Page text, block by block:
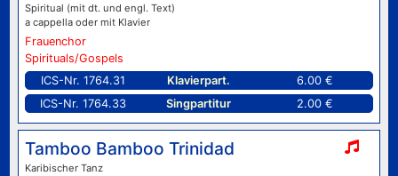
Spiritual (mit dt. und engl. Text)
a cappella oder mit Klavier
Frauenchor
Spirituals/Gospels
ICS-Nr. 1764.31
Klavierpart.
6.00 €
ICS-Nr. 1764.33
Singpartitur 2.00 €
Tamboo Bamboo Trinidad
Karibischer Tanz